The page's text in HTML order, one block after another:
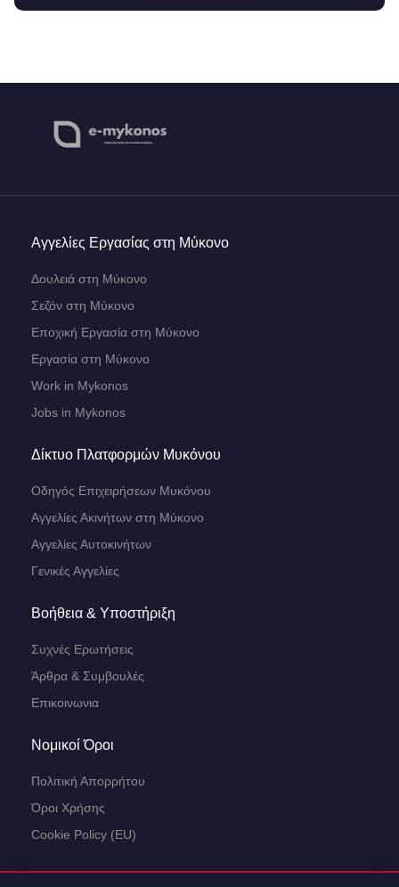
Αγγελίες Εργασίας στη Μύκονο
Δουλειά στη Μύκονο
Σεζόν στη Μύκονο
Εποχική Εργασία στη Μύκονο
Εργασία στη Μύκονο
Work in Mykonos
Jobs in Mykonos
Δίκτυο Πλατφορμών Μυκόνου
Οδηγός Επιχειρήσεων Μυκόνου
Αγγελίες Ακινήτων στη Μύκονο
Αγγελίες Αυτοκινήτων
Γενικές Αγγελίες
Βοήθεια & Υποστήριξη
Συχνές Ερωτήσεις
Άρθρα & Συμβουλές
Επικοινωνια
Νομικοί Όροι
Πολιτική Απορρήτου
Όροι Χρήσης
Cookie Policy (EU)